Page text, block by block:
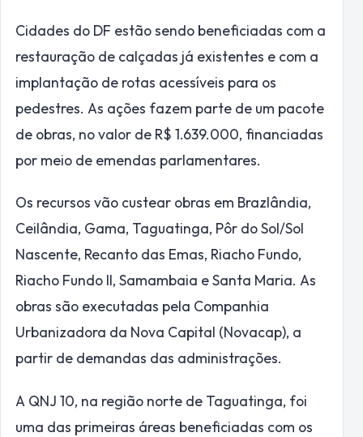
Cidades do DF estão sendo beneficiadas com a
restauração de calçadas já existentes e com a
implantação de rotas acessíveis para os
pedestres. As ações fazem parte de um pacote
de obras, no valor de R$ 1.639.000, financiadas
por meio de emendas parlamentares.
Os recursos vão custear obras em Brazlândia,
Ceilândia, Gama, Taguatinga, Pôr do Sol/Sol
Nascente, Recanto das Emas, Riacho Fundo,
Riacho Fundo II, Samambaia e Santa Maria. As
obras são executadas pela Companhia
Urbanizadora da Nova Capital (Novacap), a
partir de demandas das administrações.
A QNJ 10, na região norte de Taguatinga, foi
uma das primeiras áreas beneficiadas com os